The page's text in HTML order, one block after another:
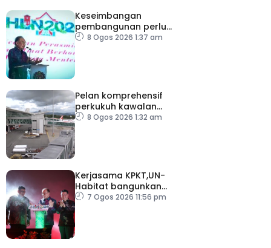
Keseimbangan
pembangunan perlu
ambil kira lokasi tumpuan
8 Ogos 2026 1:37 am
Pelan komprehensif
perkukuh kawalan
keselamatan di semua
8 Ogos 2026 1:32 am
Kerjasama KPKT,UN-
Habitat bangunkan
inisiatif My Public Space
7 Ogos 2026 11:56 pm